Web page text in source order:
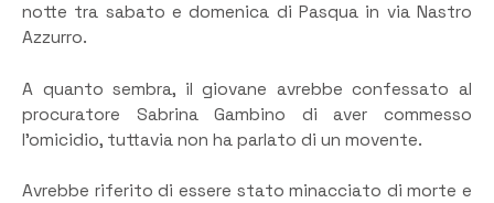
notte tra sabato e domenica di Pasqua in via Nastro
Azzurro.
A quanto sembra, il giovane avrebbe confessato al
procuratore Sabrina Gambino di aver commesso
l’omicidio, tuttavia non ha parlato di un movente.
Avrebbe riferito di essere stato minacciato di morte e